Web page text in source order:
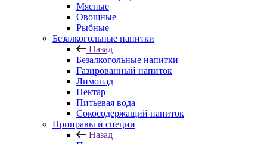
Мясные
Овощные
Рыбные
Безалкогольные напитки
Назад
Безалкогольные напитки
Газированный напиток
Лимонад
Нектар
Питьевая вода
Сокосодержащий напиток
Приправы и специи
Назад